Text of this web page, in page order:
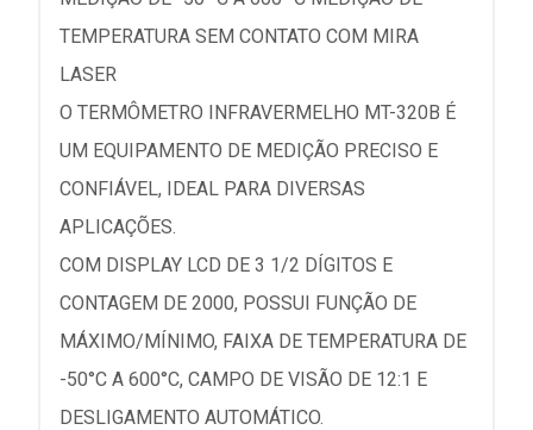
TEMPERATURA SEM CONTATO COM MIRA
LASER
O TERMÔMETRO INFRAVERMELHO MT-320B É
UM EQUIPAMENTO DE MEDIÇÃO PRECISO E
CONFIÁVEL, IDEAL PARA DIVERSAS
APLICAÇÕES.
COM DISPLAY LCD DE 3 1/2 DÍGITOS E
CONTAGEM DE 2000, POSSUI FUNÇÃO DE
MÁXIMO/MÍNIMO, FAIXA DE TEMPERATURA DE
-50°C A 600°C, CAMPO DE VISÃO DE 12:1 E
DESLIGAMENTO AUTOMÁTICO.